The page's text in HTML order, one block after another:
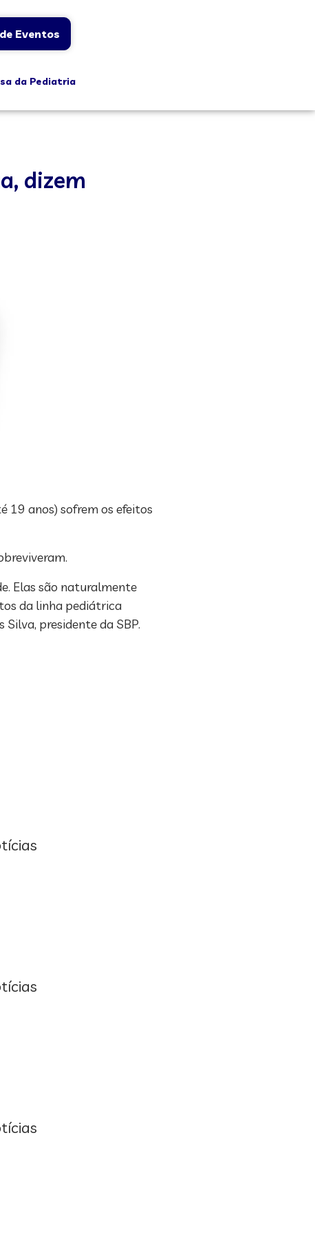
Eventos
da Pediatria
dizem
19 anos) sofrem os efeitos
Elas são naturalmente
da linha pediátrica
presidente da SBP.